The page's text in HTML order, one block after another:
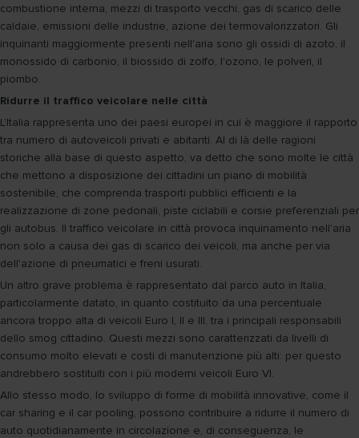
combustione interna, mezzi di trasporto vecchi, gas di scarico delle
caldaie, emissioni delle industrie, azione dei termovalorizzatori. Gli
inquinanti maggiormente presenti nell'aria sono gli ossidi di azoto, il
monossido di carbonio, il biossido di zolfo, l'ozono, le polveri, il
piombo.
Ridurre il traffico veicolare nelle città
L'Italia rappresenta uno dei paesi europei in cui è maggiore il rapporto
tra numero di autoveicoli privati e abitanti. Al di là delle ragioni
storiche alla base di questo aspetto, va detto che sono molte le città
che mettono a disposizione dei cittadini un piano di mobilità
sostenibile, che comprenda trasporti pubblici efficienti e la
realizzazione di zone pedonali, piste ciclabili e corsie preferenziali per
gli autobus. Il traffico veicolare in città provoca inquinamento nell'aria
non solo a causa dei gas di scarico dei veicoli, ma anche per via
dell'azione di pneumatici e freni usurati.
Un altro grave problema è rappresentato dal parco auto in Italia,
particolarmente datato, in quanto costituito da una percentuale
ancora troppo alta di veicoli Euro I, II e III, tra i principali responsabili
dello smog cittadino. Questi mezzi sono caratterizzati da livelli di
consumo molto elevati e costi di manutenzione più alti: per questo
andrebbero sostituiti con i più moderni veicoli Euro VI.
Allo stesso modo, lo sviluppo di forme di mobilità innovative, come il
car sharing e il car pooling, possono contribuire a ridurre il numero di
auto quotidianamente in circolazione e, di conseguenza, le